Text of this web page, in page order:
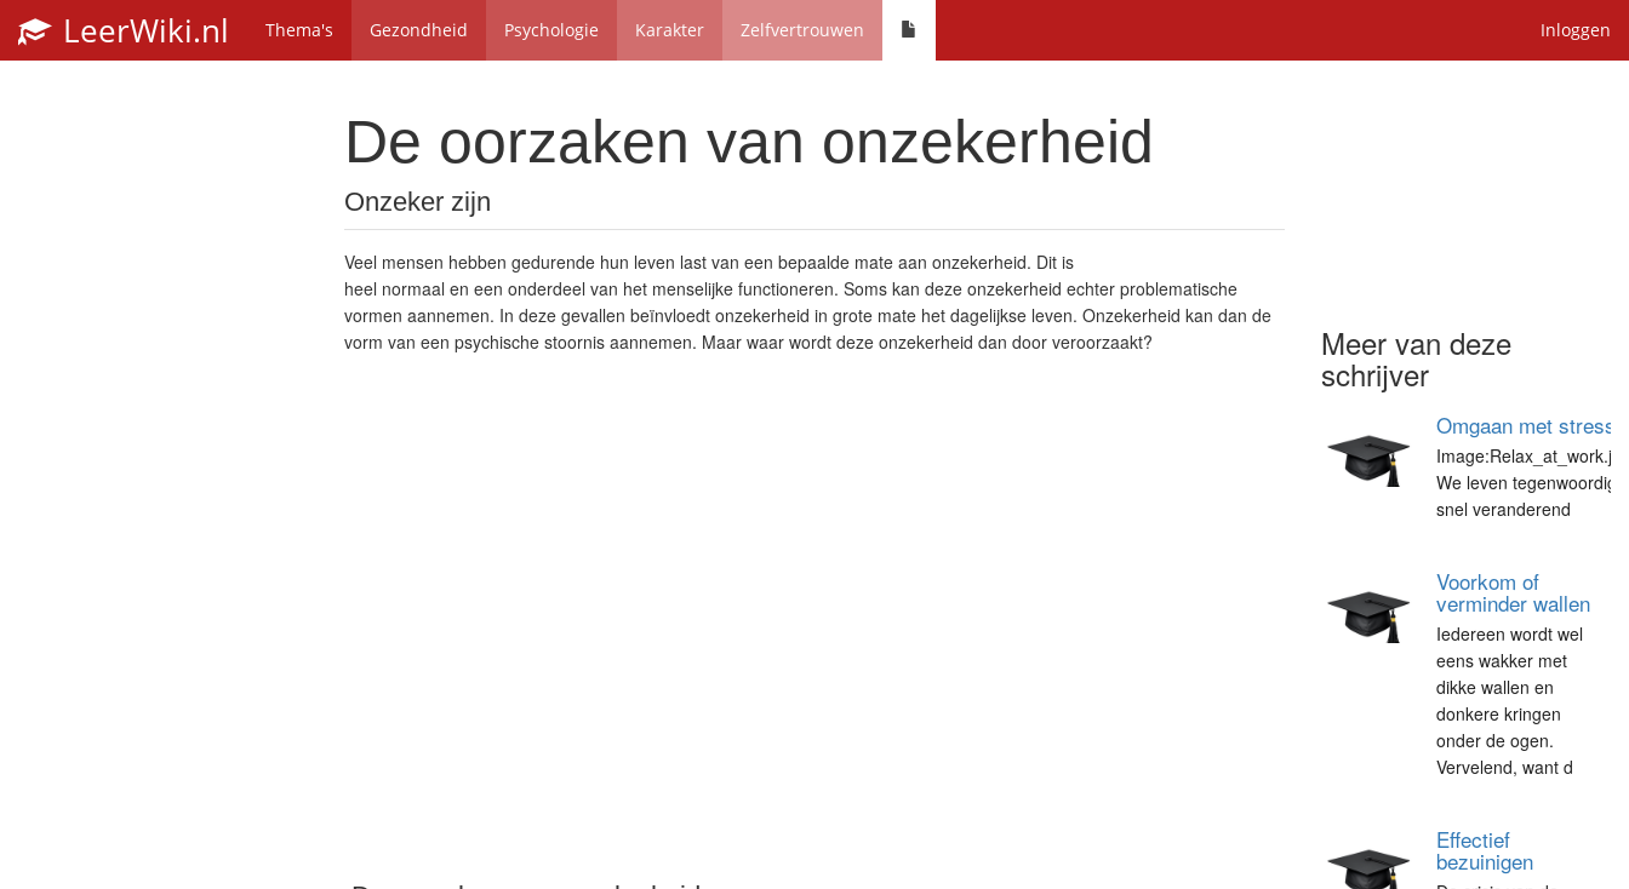
LeerWiki.nl Thema's Gezondheid Psychologie Karakter Zelfvertrouwen Inloggen
De oorzaken van onzekerheid
Onzeker zijn
Veel mensen hebben gedurende hun leven last van een bepaalde mate aan onzekerheid. Dit is
heel normaal en een onderdeel van het menselijke functioneren. Soms kan deze onzekerheid echter problematische
vormen aannemen. In deze gevallen beïnvloedt onzekerheid in grote mate het dagelijkse leven. Onzekerheid kan dan de
vorm van een psychische stoornis aannemen. Maar waar wordt deze onzekerheid dan door veroorzaakt?
Meer van deze
schrijver
Omgaan met stress
We leven tegenwoordig
snel veranderend
Voorkom of
verminder wallen
Iedereen wordt wel
eens wakker met
dikke wallen en
donkere kringen
onder de ogen.
Vervelend, want d
Effectief
bezuinigen